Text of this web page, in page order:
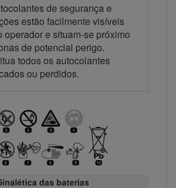
de segurança e
estão facilmente visíveis
operador e situam-se próximo
de potencial perigo.
todos os autocolantes
ou perdidos.
das baterias